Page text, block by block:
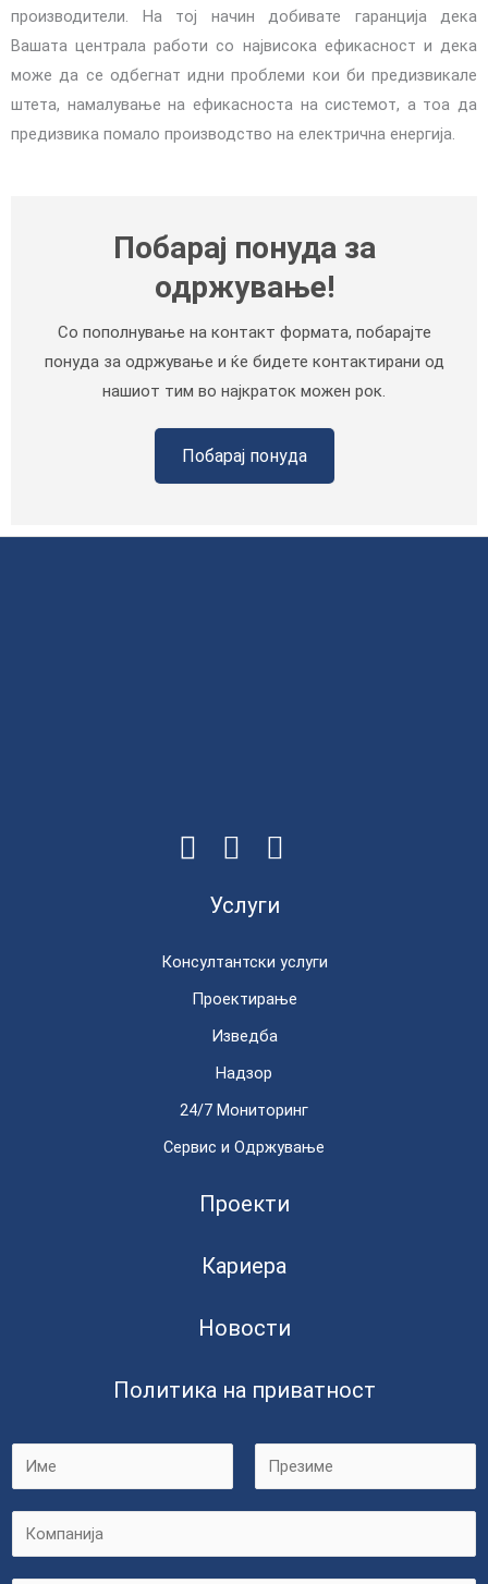
производители. На тој начин добивате гаранција дека
Вашата централа работи со највисока ефикасност и дека
може да се одбегнат идни проблеми кои би предизвикале
штета, намалување на ефикасноста на системот, а тоа да
предизвика помало производство на електрична енергија.
Побарај понуда за
одржување!
Со пополнување на контакт формата, побарајте
понуда за одржување и ќе бидете контактирани од
нашиот тим во најкраток можен рок.
Побарај понуда
Услуги
Консултантски услуги
Проектирање
Изведба
Надзор
24/7 Мониторинг
Сервис и Одржување
Проекти
Кариера
Новости
Политика на приватност
s
t
o